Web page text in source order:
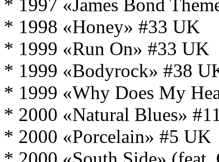
* 1997 «James Bond
* 1998 «Honey» #33 UK
* 1999 «Run On» #33 UK
* 1999 «Bodyrock» #38
* 1999 «Why Does My
* 2000 «Natural Blues»
* 2000 «Porcelain» #5 UK